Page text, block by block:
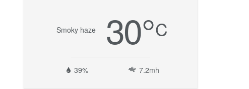
Smoky haze 30°C
39% 7.2mh